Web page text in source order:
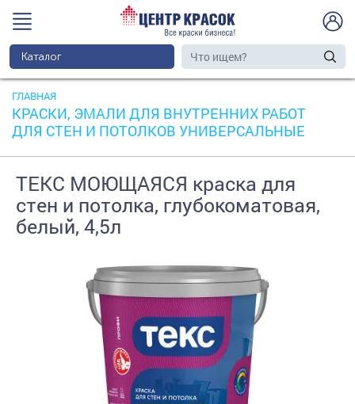
Каталог
ГЛАВНАЯ
КРАСКИ, ЭМАЛИ ДЛЯ ВНУТРЕННИХ РАБОТ
ДЛЯ СТЕН И ПОТОЛКОВ УНИВЕРСАЛЬНЫЕ
ТЕКС МОЮЩАЯСЯ краска для
стен и потолка, глубокоматовая,
белый, 4,5л